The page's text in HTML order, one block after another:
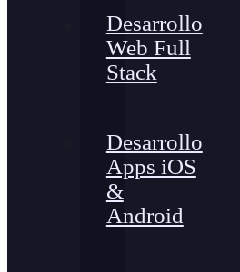
Desarrollo
Web Full
Stack
Desarrollo
Apps iOS
&
Android